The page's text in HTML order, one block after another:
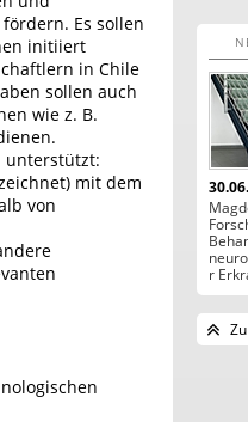
Es sollen
initiiert
in Chile
sollen auch
wie z. B.
unterstützt:
mit dem
von
r